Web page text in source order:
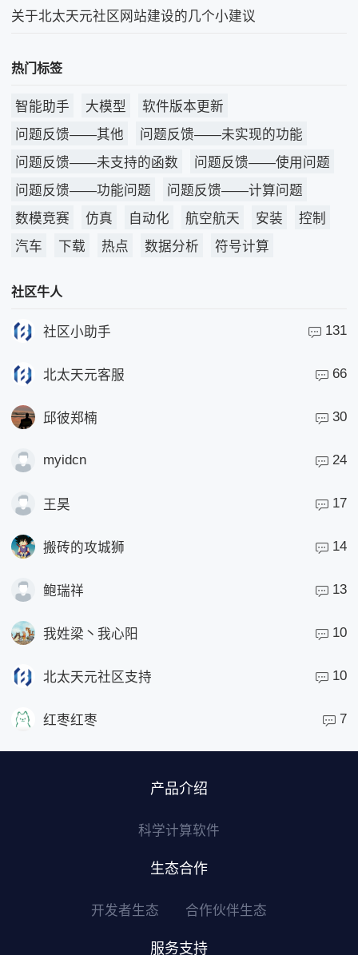
关于北太天元社区网站建设的几个小建议
热门标签
智能助手 大模型
软件版本更新
问题反馈——其他
问题反馈——未实现的功能
问题反馈——未支持的函数
问题反馈——使用问题
问题反馈——功能问题
问题反馈——计算问题
数模竞赛
仿真 自动化 航空航天 安装
控制
汽车
下载 热点 数据分析 符号计算
社区牛人
社区小助手 131
北太天元客服 66
邱彼郑楠 30
myidcn 24
王昊 17
搬砖的攻城狮 14
鲍瑞祥 13
我姓梁丶我心阳 10
北太天元社区支持 10
红枣红枣 7
产品介绍
科学计算软件
生态合作
开发者生态 合作伙伴生态
服务支持